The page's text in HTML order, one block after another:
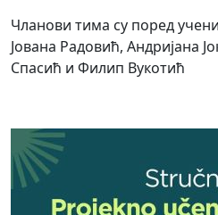
Чланови тима су поред
Јована Радовић, Андријана
Спасић и Филип Вукотић